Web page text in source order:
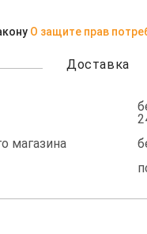
О защите прав
Доставка
магазина